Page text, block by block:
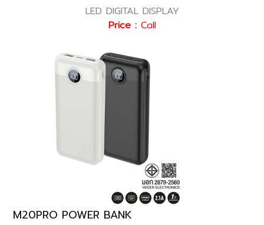
LED DIGITAL DISPLAY
Price : Call
M20PRO POWER BANK